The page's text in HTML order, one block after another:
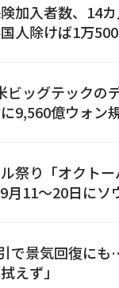
加入者数、14カ
人除けば1万
ビッグテックの
9,560億ウォン
祭り「オクトー
月11〜20日にソ
で景気回復に
えず」